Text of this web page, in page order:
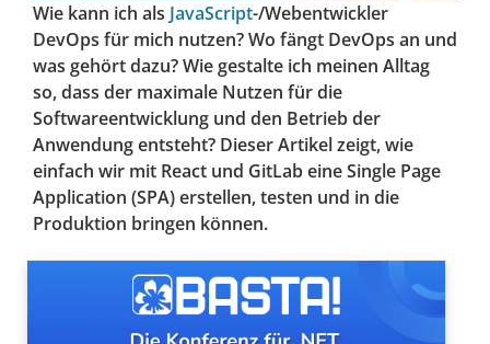
Wie kann ich als JavaScript-/Webentwickler
DevOps für mich nutzen? Wo fängt DevOps an und
was gehört dazu? Wie gestalte ich meinen Alltag
so, dass der maximale Nutzen für die
Softwareentwicklung und den Betrieb der
Anwendung entsteht? Dieser Artikel zeigt, wie
einfach wir mit React und GitLab eine Single Page
Application (SPA) erstellen, testen und in die
Produktion bringen können.